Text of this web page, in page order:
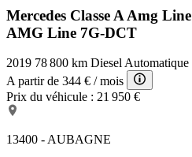
Mercedes Classe A Amg Line
AMG Line 7G-DCT
2019 78 800 km Diesel Automatique
A partir de 344 € / mois
Prix du véhicule : 21 950 €
13400 - AUBAGNE